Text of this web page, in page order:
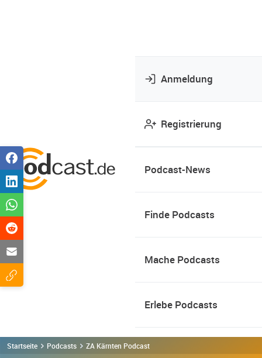
Anmeldung
Registrierung
Podcast-News
Finde Podcasts
Mache Podcasts
Erlebe Podcasts
Startseite Podcasts ZA Kärnten Podcast